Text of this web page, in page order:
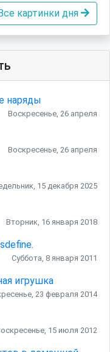
картинки дня
наряды
Воскресенье, 26 апреля
Воскресенье, 26 апреля
15 декабря 2025
Вторник, 16 января 2018
Суббота, 8 января 2011
игрушка
23 февраля 2014
15 июля 2012